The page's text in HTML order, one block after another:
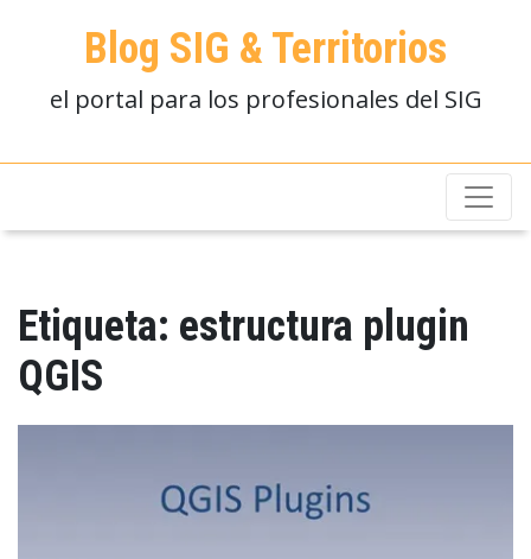
Blog SIG & Territorios
el portal para los profesionales del SIG
Etiqueta: estructura plugin
QGIS